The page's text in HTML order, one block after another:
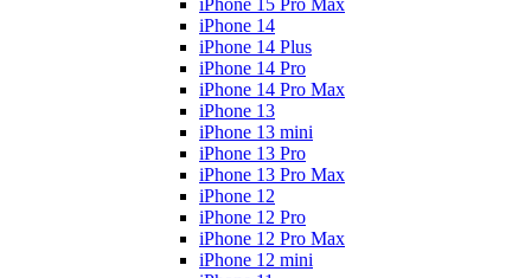
iPhone 15 Pro Max
iPhone 14
iPhone 14 Plus
iPhone 14 Pro
iPhone 14 Pro Max
iPhone 13
iPhone 13 mini
iPhone 13 Pro
iPhone 13 Pro Max
iPhone 12
iPhone 12 Pro
iPhone 12 Pro Max
iPhone 12 mini